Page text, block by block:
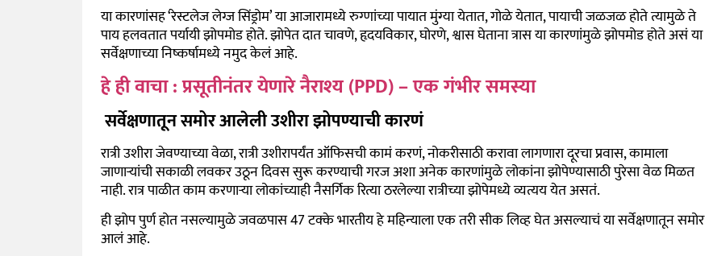
या कारणांसह ‘रेस्टलेज लेग्ज सिंड्रोम’ या आजारामध्ये रुग्णांच्या पायात मुंग्या येतात, गोळे येतात, पायाची जळजळ होते त्यामुळे ते
पाय हलवतात पर्यायी झोपमोड होते. झोपेत दात चावणे, हृदयविकार, घोरणे, श्वास घेताना त्रास या कारणांमुळे झोपमोड होते असं या
सर्वेक्षणाच्या निष्कर्षामध्ये नमुद केलं आहे.
हे ही वाचा : प्रसूतीनंतर येणारे नैराश्य (PPD) – एक गंभीर समस्या
सर्वेक्षणातून समोर आलेली उशीरा झोपण्याची कारणं
रात्री उशीरा जेवण्याच्या वेळा, रात्री उशीरापर्यंत ऑफिसची कामं करणं, नोकरीसाठी करावा लागणारा दूरचा प्रवास, कामाला
जाणाऱ्यांची सकाळी लवकर उठून दिवस सुरू करण्याची गरज अशा अनेक कारणांमुळे लोकांना झोपेण्यासाठी पुरेसा वेळ मिळत
नाही. रात्र पाळीत काम करणाऱ्या लोकांच्याही नैसर्गिक रित्या ठरलेल्या रात्रीच्या झोपेमध्ये व्यत्यय येत असतं.
ही झोप पुर्ण होत नसल्यामुळे जवळपास 47 टक्के भारतीय हे महिन्याला एक तरी सीक लिव्ह घेत असल्याचं या सर्वेक्षणातून समोर
आलं आहे.